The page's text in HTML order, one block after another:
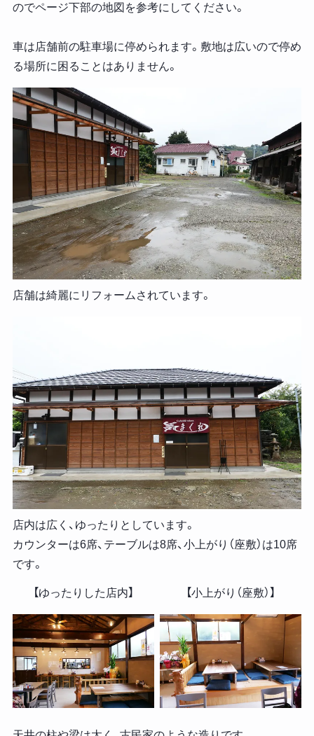
のでページ下部の地図を参考にしてください。
車は店舗前の駐車場に停められます。敷地は広いので停め
る場所に困ることはありません。
店舗は綺麗にリフォームされています。
店内は広く、ゆったりとしています。
カウンターは6席、テーブルは8席、小上がり（座敷）は10席
です。
【ゆったりした店内】 【小上がり（座敷）】